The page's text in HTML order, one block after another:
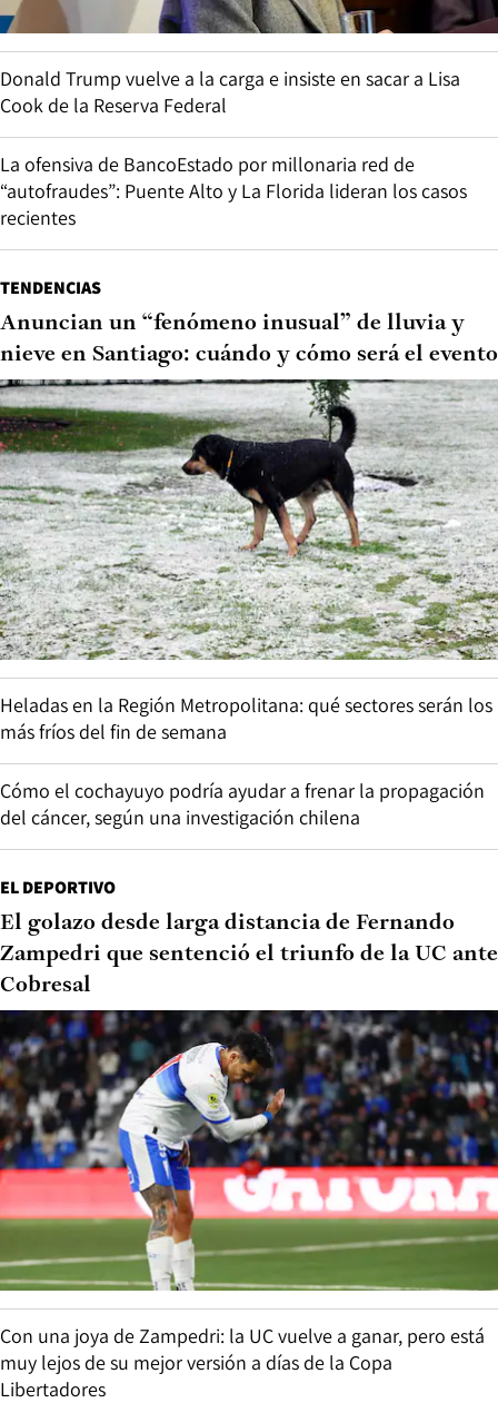
Donald Trump vuelve a la carga e insiste en sacar a Lisa
Cook de la Reserva Federal
La ofensiva de BancoEstado por millonaria red de
“autofraudes”: Puente Alto y La Florida lideran los casos
recientes
TENDENCIAS
Anuncian un “fenómeno inusual” de lluvia y
nieve en Santiago: cuándo y cómo será el evento
Heladas en la Región Metropolitana: qué sectores serán los
más fríos del fin de semana
Cómo el cochayuyo podría ayudar a frenar la propagación
del cáncer, según una investigación chilena
EL DEPORTIVO
El golazo desde larga distancia de Fernando
Zampedri que sentenció el triunfo de la UC ante
Cobresal
Con una joya de Zampedri: la UC vuelve a ganar, pero está
muy lejos de su mejor versión a días de la Copa
Libertadores